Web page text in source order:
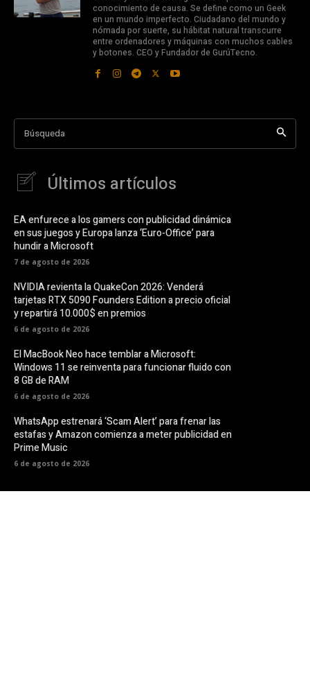
conocimiento de causa. Se define como un Geek
en un mundo imperfecto. Ciudadano del mundo y
nómada por suerte, su hábitat natural transcurre
entre ordenadores y máquinas con muchos cables
y botones. CEO y Fundador de GurúTecno.
Búsqueda
Últimos artículos
EA enfurece a los gamers con publicidad dinámica
en sus juegos y Europa lanza ‘Euro-Office’ para
hundir a Microsoft
7 de agosto de 2026
NVIDIA revienta la QuakeCon 2026: Venderá
tarjetas RTX 5090 Founders Edition a precio oficial
y repartirá 10.000$ en premios
6 de agosto de 2026
El MacBook Neo hace temblar a Microsoft:
Windows 11 se reinventa para funcionar fluido con
8 GB de RAM
6 de agosto de 2026
WhatsApp estrenará ‘Scam Alert’ para frenar las
estafas y Amazon comienza a meter publicidad en
Prime Music
6 de agosto de 2026